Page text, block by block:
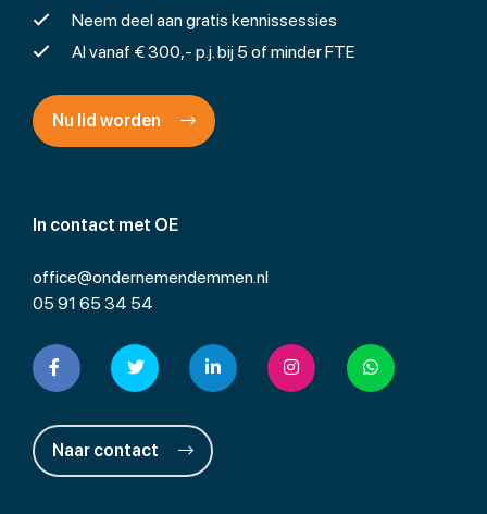
In contact met OE
office@ondernemendemmen.nl
05 91 65 34 54
Naar contact
Neem deel aan gratis kennissessies
Al vanaf € 300,- p.j. bij 5 of minder FTE
Nu lid worden